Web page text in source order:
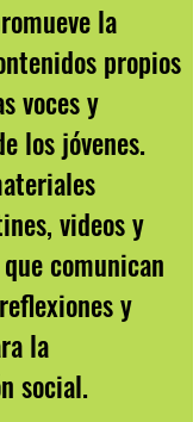
la
propios
voces y
los jóvenes.
videos y
comunican
y
la
social.